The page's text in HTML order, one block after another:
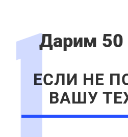
Дарим 50
ЕСЛИ НЕ
ВАШУ